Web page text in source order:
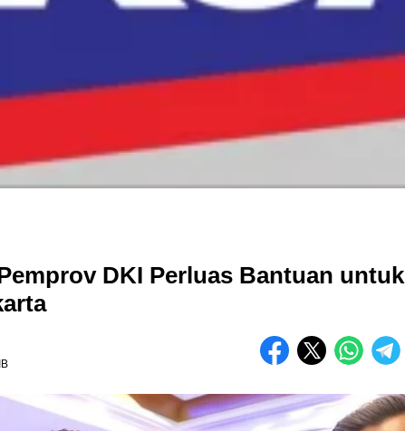
DKI Perluas Bantuan untuk